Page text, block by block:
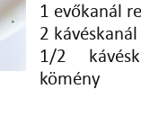
1 evőkanál
2
1/2
kömény